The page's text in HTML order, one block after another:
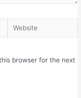
browser for the next